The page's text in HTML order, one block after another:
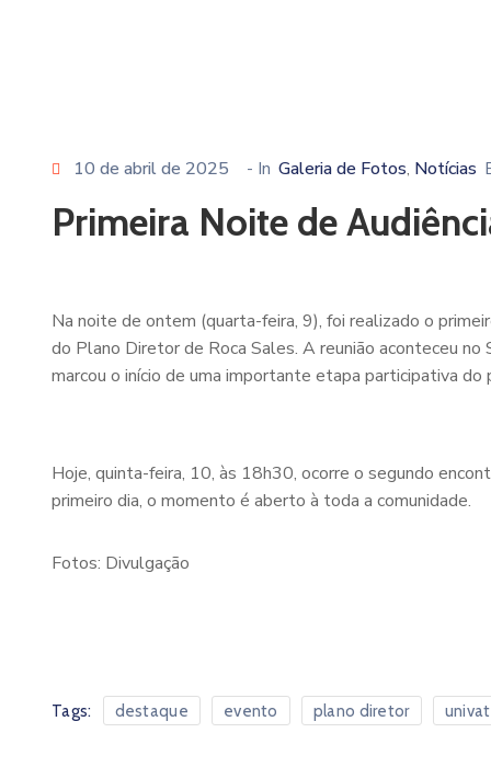
10 de abril de 2025 - In Galeria de Fotos‚ Notícias
Primeira Noite de
Na noite de ontem (quarta-feira, 9), foi realizado o
do Plano Diretor de Roca Sales. A reunião aconteceu
marcou o início de uma importante etapa participativa
Hoje, quinta-feira, 10, às 18h30, ocorre o segundo
primeiro dia, o momento é aberto à toda a comunidade.
Fotos: Divulgação
Tags: destaque evento plano diretor